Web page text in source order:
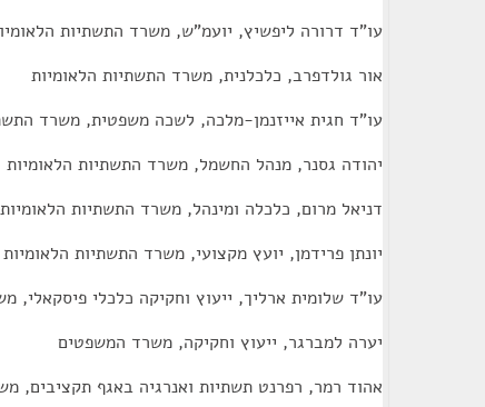
עו"ד דרורה ליפשיץ, יועמ"ש, משרד התשתיות
אור גולדפרב, כלכלנית, משרד התשתיות הלאומיות
עו"ד חגית אייזנמן-מלכה, לשכה משפטית, משרד
יהודה גסנר, מנהל החשמל, משרד התשתיות הלאומיות
דניאל מרום, כלכלה ומינהל, משרד התשתיות הלאומיות
יונתן פרידמן, יועץ מקצועי, משרד התשתיות הלאומיות
עו"ד שלומית ארליך, ייעוץ וחקיקה כלכלי פיסקאלי,
יערה למברגר, ייעוץ וחקיקה, משרד המשפטים
אהוד רמר, רפרנט תשתיות ואנרגיה באגף תקציבים,